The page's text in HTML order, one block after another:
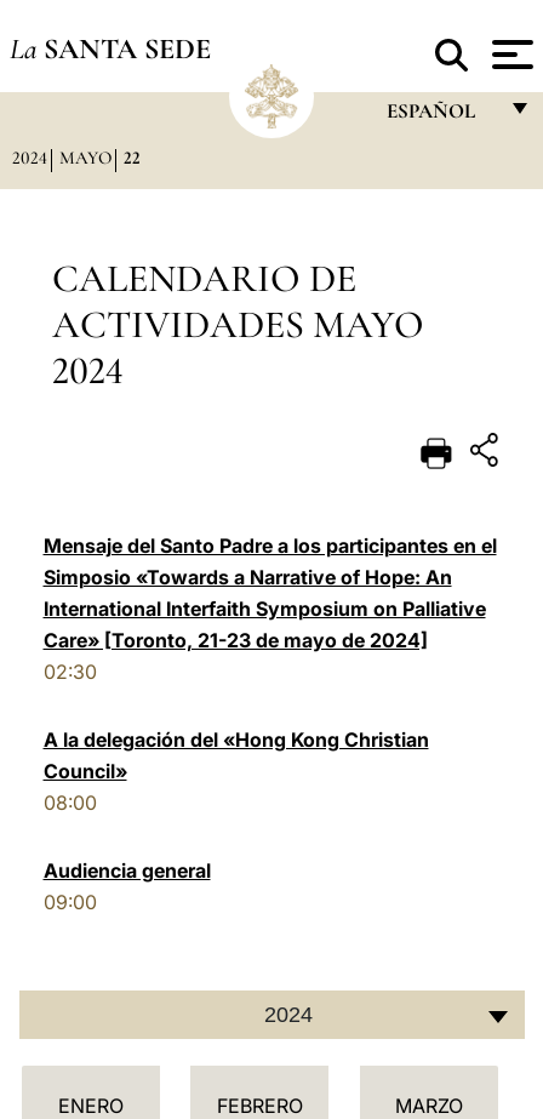
La SANTA SEDE
ESPAÑOL
POLSKI
中文
LATINE
2024 MAYO 22
CALENDARIO DE
ACTIVIDADES MAYO
2024
Mensaje del Santo Padre a los participantes en el
Simposio «Towards a Narrative of Hope: An
International Interfaith Symposium on Palliative
Care» [Toronto, 21-23 de mayo de 2024]
02:30
A la delegación del «Hong Kong Christian
Council»
08:00
Audiencia general
09:00
2024
C
ENERO FEBRERO MARZO